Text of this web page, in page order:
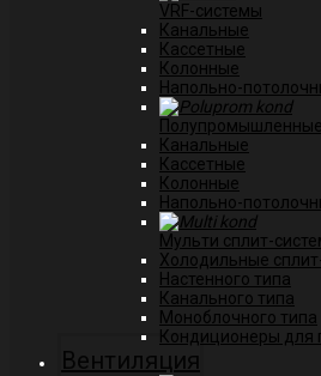
VRF-системы
Канальные
Касcетные
Колонные
Напольно-
Канальные
Кассетные
Колонные
Напольно-
Мульти сплит-
Холодильные
Настенного типа
Канального типа
Моноблочного типа
Кондиционеры для
Вентиляция